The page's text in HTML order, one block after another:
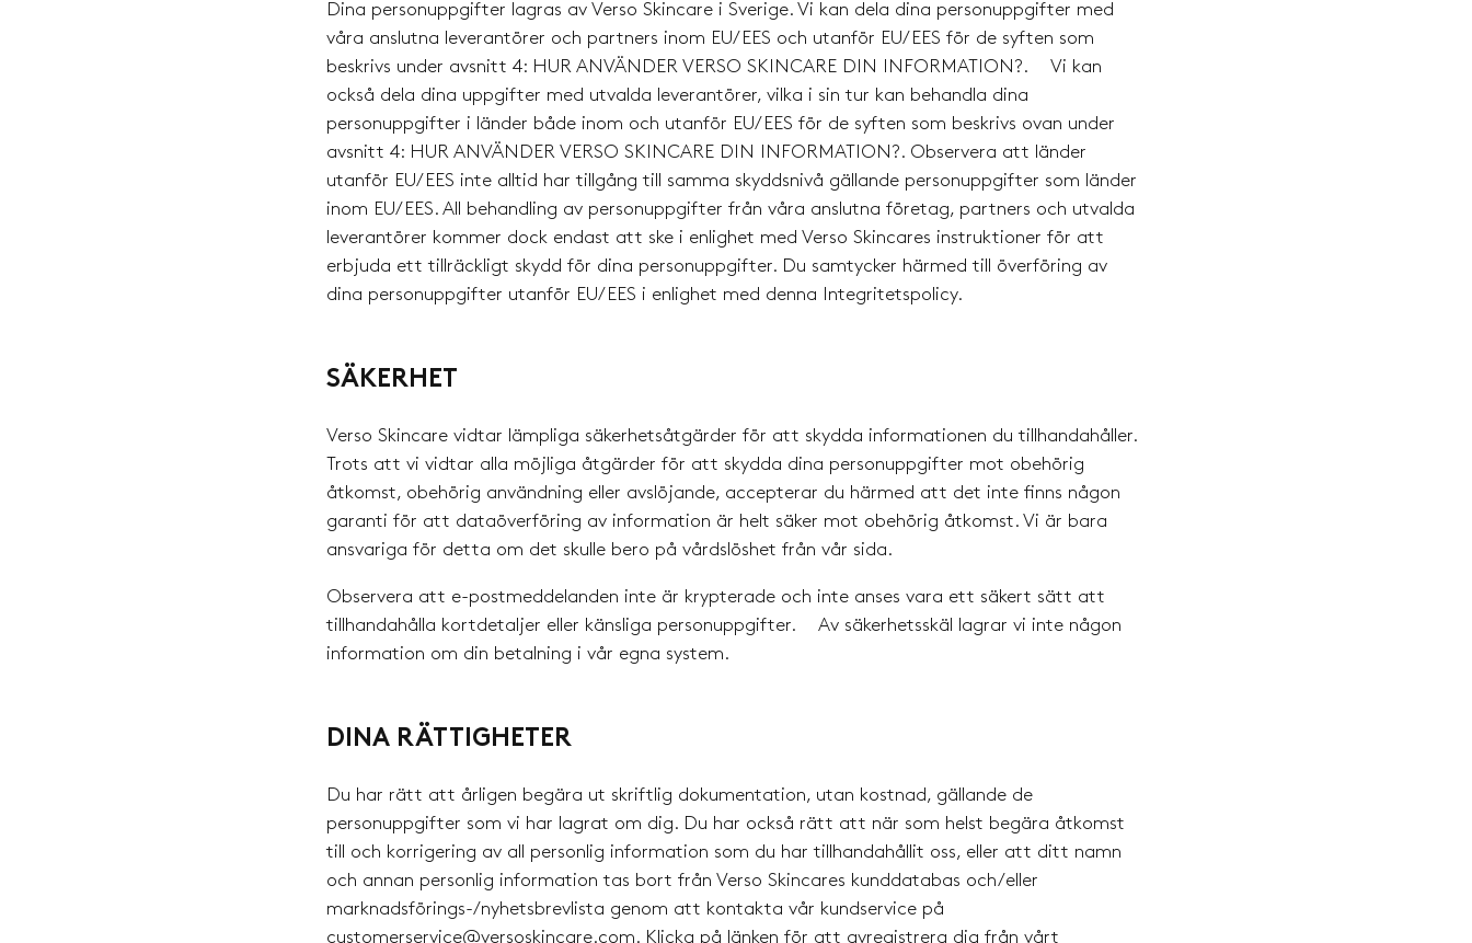
Dina personuppgifter lagras av Verso Skincare i Sverige. Vi kan dela dina personuppgifter med
våra anslutna leverantörer och partners inom EU/EES och utanför EU/EES för de syften som
beskrivs under avsnitt 4: HUR ANVÄNDER VERSO SKINCARE DIN INFORMATION?. Vi kan
också dela dina uppgifter med utvalda leverantörer, vilka i sin tur kan behandla dina
personuppgifter i länder både inom och utanför EU/EES för de syften som beskrivs ovan under
avsnitt 4: HUR ANVÄNDER VERSO SKINCARE DIN INFORMATION?. Observera att länder
utanför EU/EES inte alltid har tillgång till samma skyddsnivå gällande personuppgifter som länder
inom EU/EES. All behandling av personuppgifter från våra anslutna företag, partners och utvalda
leverantörer kommer dock endast att ske i enlighet med Verso Skincares instruktioner för att
erbjuda ett tillräckligt skydd för dina personuppgifter. Du samtycker härmed till överföring av
dina personuppgifter utanför EU/EES i enlighet med denna Integritetspolicy.
SÄKERHET
Verso Skincare vidtar lämpliga säkerhetsåtgärder för att skydda informationen du tillhandahåller.
Trots att vi vidtar alla möjliga åtgärder för att skydda dina personuppgifter mot obehörig
åtkomst, obehörig användning eller avslöjande, accepterar du härmed att det inte finns någon
garanti för att dataöverföring av information är helt säker mot obehörig åtkomst. Vi är bara
ansvariga för detta om det skulle bero på vårdslöshet från vår sida.
Observera att e-postmeddelanden inte är krypterade och inte anses vara ett säkert sätt att
tillhandahålla kortdetaljer eller känsliga personuppgifter. Av säkerhetsskäl lagrar vi inte någon
information om din betalning i vår egna system.
DINA RÄTTIGHETER
Du har rätt att årligen begära ut skriftlig dokumentation, utan kostnad, gällande de
personuppgifter som vi har lagrat om dig. Du har också rätt att när som helst begära åtkomst
till och korrigering av all personlig information som du har tillhandahållit oss, eller att ditt namn
och annan personlig information tas bort från Verso Skincares kunddatabas och/eller
marknadsförings-/nyhetsbrevlista genom att kontakta vår kundservice på
customerservice@versoskincare.com. Klicka på länken för att avregistrera dig från vårt